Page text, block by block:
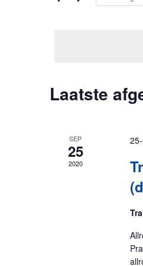
Laatste
SEP
25
2020